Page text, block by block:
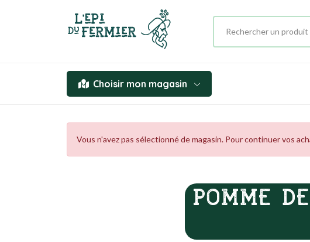
Choisir mon magasin
Vous n'avez pas sélectionné de magasin. Pour continuer vos
POMME